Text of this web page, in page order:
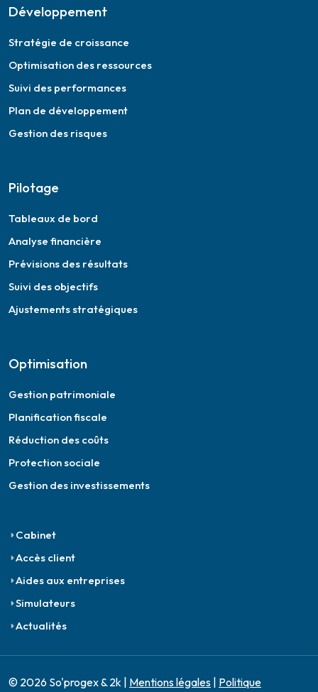
Développement
Stratégie de croissance
Optimisation des ressources
Suivi des performances
Plan de développement
Gestion des risques
Pilotage
Tableaux de bord
Analyse financière
Prévisions des résultats
Suivi des objectifs
Ajustements stratégiques
Optimisation
Gestion patrimoniale
Planification fiscale
Réduction des coûts
Protection sociale
Gestion des investissements
Cabinet
Accès client
Aides aux entreprises
Simulateurs
Actualités
© 2026 So'progex & 2k | Mentions légales | Politique